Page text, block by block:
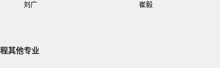
刘广 崔毅
其他专业